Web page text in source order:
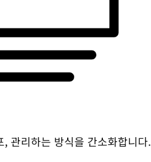
관리하는 방식을 간소화합니다.